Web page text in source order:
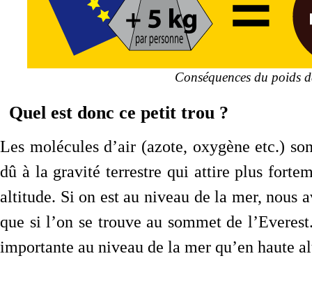
Conséquences du poids
Quel est donc ce petit trou ?
Les molécules d’air (azote, oxygène etc.)
dû à la gravité terrestre qui attire plus
altitude. Si on est au niveau de la mer, nous
que si l’on se trouve au sommet de
importante au niveau de la mer qu’en haute